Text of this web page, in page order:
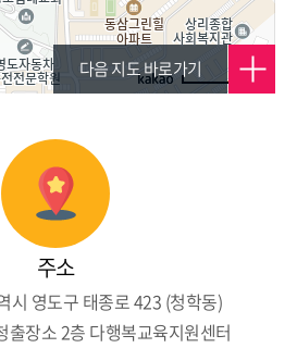
다음 지도 바로가기
주소
시 영도구 태종로 423 (청학동)
출장소 2층 다행복교육지원센터